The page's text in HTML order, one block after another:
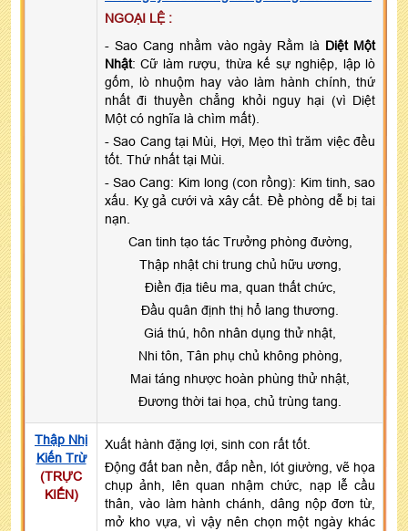
NGOẠI LỆ :
- Sao Cang nhằm vào ngày Rằm là Diệt Một
Nhật: Cữ làm rượu, thừa kế sự nghiệp, lập lò
gốm, lò nhuộm hay vào làm hành chính, thứ
nhất đi thuyền chẳng khỏi nguy hại (vì Diệt
Một có nghĩa là chìm mất).
- Sao Cang tại Mùi, Hợi, Mẹo thì trăm việc đều
tốt. Thứ nhất tại Mùi.
- Sao Cang: Kim long (con rồng): Kim tinh, sao
xấu. Kỵ gả cưới và xây cất. Đề phòng dễ bị tai
nạn.
Can tinh tạo tác Trưởng phòng đường,
Thập nhật chi trung chủ hữu ương,
Điền địa tiêu ma, quan thất chức,
Đầu quân định thị hổ lang thương.
Giá thú, hôn nhân dụng thử nhật,
Nhi tôn, Tân phụ chủ không phòng,
Mai táng nhược hoàn phùng thử nhật,
Đương thời tai họa, chủ trùng tang.
Thập Nhị
Kiến Trừ
(TRỰC
KIẾN)
Xuất hành đặng lợi, sinh con rất tốt.
Động đất ban nền, đắp nền, lót giường, vẽ họa
chụp ảnh, lên quan nhậm chức, nạp lễ cầu
thân, vào làm hành chánh, dâng nộp đơn từ,
mở kho vựa, vì vậy nên chọn một ngày khác